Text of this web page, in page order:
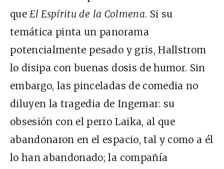
queEl Espíritu de la Colmena. Si su
temática pinta un panorama
potencialmente pesado y gris, Hallstrom
lo disipa con buenas dosis de humor. Sin
embargo, las pinceladas de comedia no
diluyen la tragedia de Ingemar: su
obsesión con el perro Laika, al que
abandonaron en el espacio, tal y como a él
lo han abandonado; la compañía